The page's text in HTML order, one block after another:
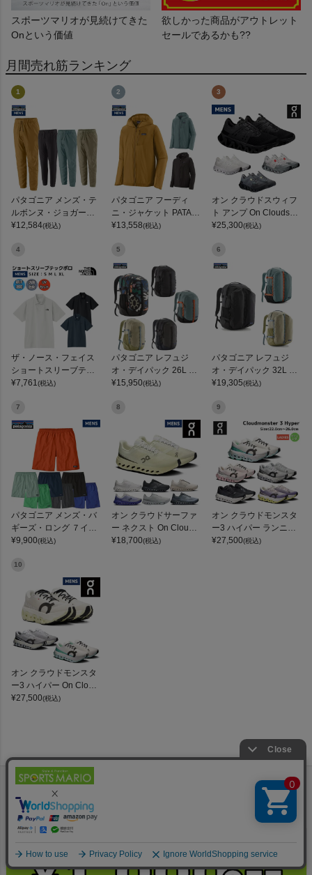
スポーツマリオが見続けてきた
Onという価値
欲しかった商品がアウトレット
セールであるかも??
月間売れ筋ランキング
1
パタゴニア メンズ・テ
ルボンヌ・ジョガーズ
PATAGONIA MS TERR
¥12,584(税込)
2
パタゴニア フーディ
ニ・ジャケット PATAG
ONIA MS HOUDINI JKT
¥13,558(税込)
3
オン クラウドスウィフ
ト アンプ On Cloudswif
t Amp
¥25,300(税込)
4
ザ・ノース・フェイス
ショートスリーブテッ
クポロ THE NORTH FA
¥7,761 (税込)
5
パタゴニア レフュジ
オ・デイパック 26L PA
TAGONIA REFUGIO DA
¥15,950(税込)
6
パタゴニア レフュジ
オ・デイパック 32L PA
TAGONIA REFUGIO DA
¥19,305(税込)
7
パタゴニア メンズ・バ
ギーズ・ロング ７イン
チ Patagonia Men's Ba
¥9,900(税込)
8
オン クラウドサーファ
ー ネクスト On Clouds
urfer Next
¥18,700(税込)
9
オン クラウドモンスタ
ー3 ハイパー ランニン
グシューズ ランシュー
¥27,500(税込)
10
オン クラウドモンスタ
ー3 ハイパー On Cloud
monster 3 Hyper
¥27,500(税込)
ジト
ップ
へ